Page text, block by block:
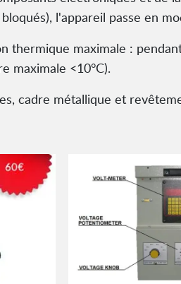
l'appareil passe en
thermique maximale :
maximale <10°C).
cadre métallique et